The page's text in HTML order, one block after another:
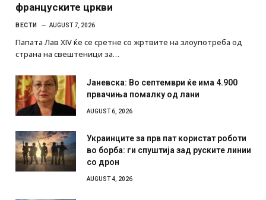
француските цркви
ВЕСТИ AUGUST 7, 2026
Папата Лав XIV ќе се сретне со жртвите на злоупотреба од
страна на свештеници за…
Јаневска: Во септември ќе има 4.900
првачиња помалку од лани
AUGUST 6, 2026
Украинците за прв пат користат роботи
во борба: ги спуштија зад руските линии
со дрон
AUGUST 4, 2026